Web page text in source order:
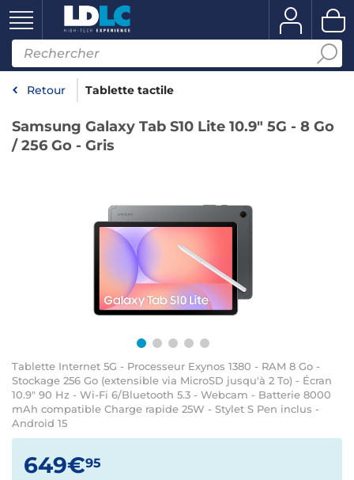
Retour Tablette tactile
Samsung Galaxy Tab S10 Lite 10.9" 5G - 8 Go
/ 256 Go - Gris
Tablette Internet 5G - Processeur Exynos 1380 - RAM 8 Go -
Stockage 256 Go (extensible via MicroSD jusqu'à 2 To) - Écran
10.9" 90 Hz - Wi-Fi 6/Bluetooth 5.3 - Webcam - Batterie 8000
mAh compatible Charge rapide 25W - Stylet S Pen inclus -
Android 15
649€95